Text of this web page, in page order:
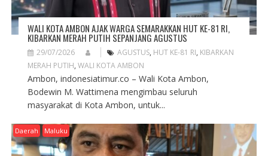
WALI KOTA AMBON AJAK WARGA SEMARAKKAN HUT KE-81 RI,
KIBARKAN MERAH PUTIH SEPANJANG AGUSTUS
29/07/2026 AGUSTUS, HUT KE-81 RI, KIBARKAN
MERAH PUTIH, WALI KOTA AMBON
Ambon, indonesiatimur.co – Wali Kota Ambon,
Bodewin M. Wattimena mengimbau seluruh
masyarakat di Kota Ambon, untuk...
Daerah Maluku